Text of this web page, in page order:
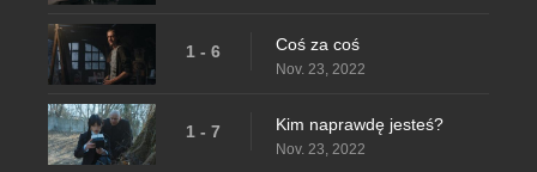
1 - 6 Coś za coś
Nov. 23, 2022
1 - 7 Kim naprawdę jesteś?
Nov. 23, 2022